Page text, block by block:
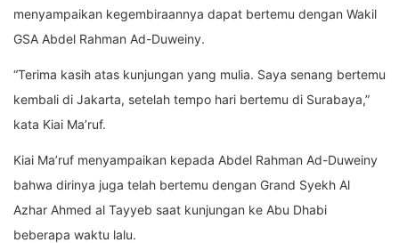
menyampaikan kegembiraannya dapat bertemu dengan Wakil
GSA Abdel Rahman Ad-Duweiny.
“Terima kasih atas kunjungan yang mulia. Saya senang bertemu
kembali di Jakarta, setelah tempo hari bertemu di Surabaya,”
kata Kiai Ma’ruf.
Kiai Ma’ruf menyampaikan kepada Abdel Rahman Ad-Duweiny
bahwa dirinya juga telah bertemu dengan Grand Syekh Al
Azhar Ahmed al Tayyeb saat kunjungan ke Abu Dhabi
beberapa waktu lalu.